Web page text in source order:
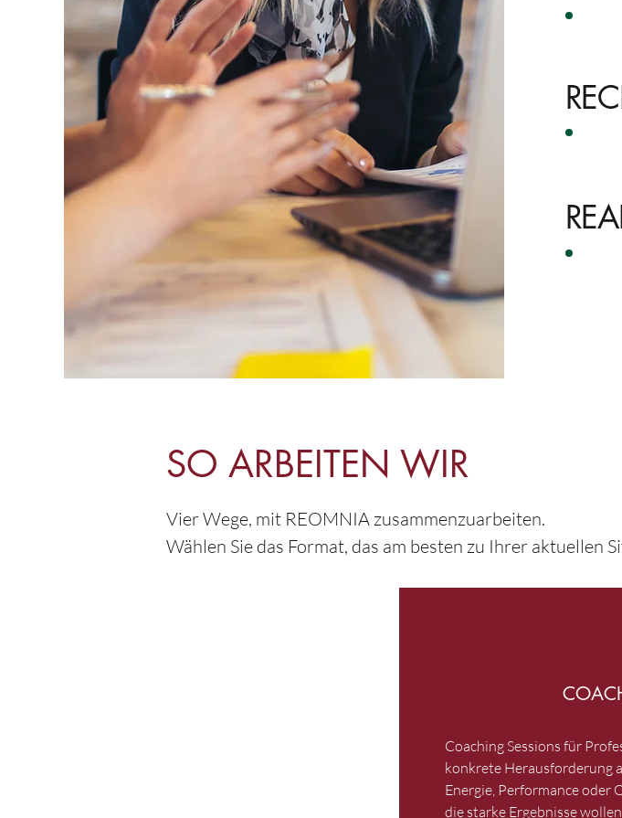
SO ARBEITEN WIR
Vier Wege, mit REOMNIA zusammenzuarbeiten.
Wählen Sie das Format, das am besten zu Ihrer aktuellen
Coaching Sessions für
konkrete Herausforderung
Energie, Performance oder
die starke Ergebnisse